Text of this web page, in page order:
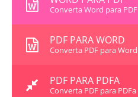
Converta Word para PDF
PDF PARA WORD
Converta PDF para Word
PDF PARA PDFA
Converta PDF para PDFa